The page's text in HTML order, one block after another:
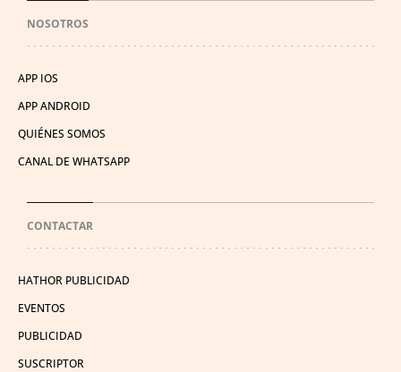
NOSOTROS
APP IOS
APP ANDROID
QUIÉNES SOMOS
CANAL DE WHATSAPP
CONTACTAR
HATHOR PUBLICIDAD
EVENTOS
PUBLICIDAD
SUSCRIPTOR